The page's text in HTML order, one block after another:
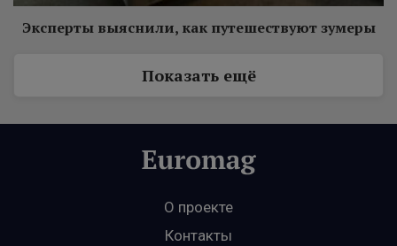
Эксперты выяснили, как путешествуют зумеры
Показать ещё
О проекте
Контакты